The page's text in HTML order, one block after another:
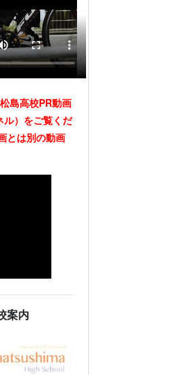
島高校PR動画
ル）をご覧くだ
とは別の動画
案内